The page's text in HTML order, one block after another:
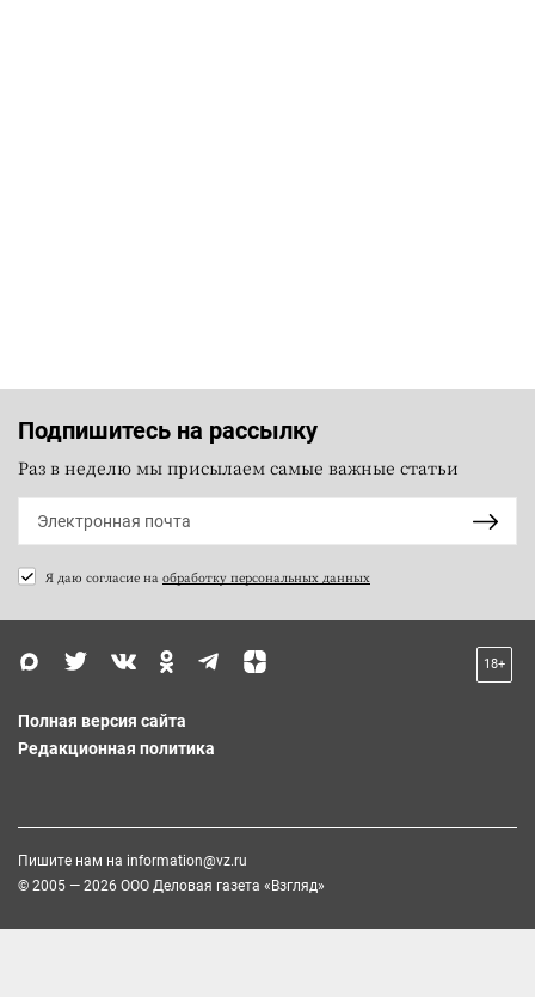
Подпишитесь на рассылку
Раз в неделю мы присылаем самые важные статьи
Я даю согласие на обработку персональных данных
18+
Полная версия сайта
Редакционная политика
Пишите нам на information@vz.ru
© 2005 — 2026 ООО Деловая газета «Взгляд»